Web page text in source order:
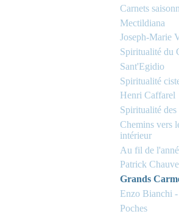
Carnets
Mectildiana
Joseph-Marie
Spiritualité du
Sant'Egidio
Spiritualité
Henri Caffarel
Spiritualité des
Chemins vers
intérieur
Au fil de
Patrick
Grands
Enzo Bianchi
Poches